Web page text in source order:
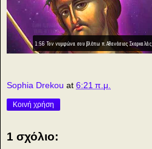
1:56 Τον νυμφώνα σου βλέπω π.Αθανάσιος Σκαρκαλάς
Sophia Drekou at 6:21 π.μ.
Κοινή χρήση
1 σχόλιο: